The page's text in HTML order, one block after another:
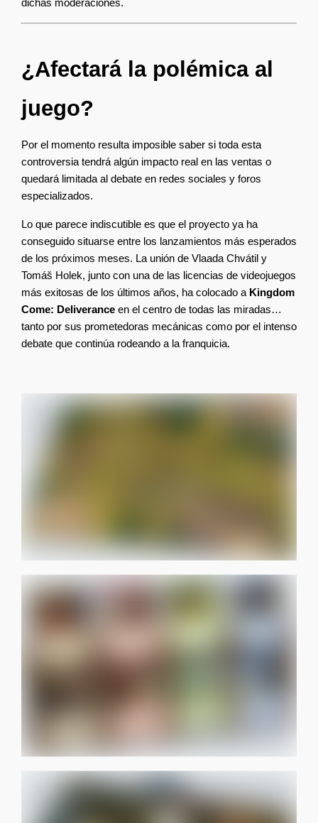
dichas moderaciones.
¿Afectará la polémica al
juego?
Por el momento resulta imposible saber si toda esta
controversia tendrá algún impacto real en las ventas o
quedará limitada al debate en redes sociales y foros
especializados.
Lo que parece indiscutible es que el proyecto ya ha
conseguido situarse entre los lanzamientos más esperados
de los próximos meses. La unión de Vlaada Chvátil y
Tomáš Holek, junto con una de las licencias de videojuegos
más exitosas de los últimos años, ha colocado a Kingdom
Come: Deliverance en el centro de todas las miradas…
tanto por sus prometedoras mecánicas como por el intenso
debate que continúa rodeando a la franquicia.